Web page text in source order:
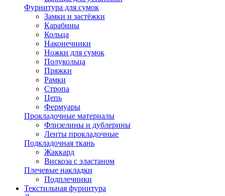
Фурнитура для сумок
Замки и застёжки
Карабины
Кольца
Наконечники
Ножки для сумок
Полукольца
Пряжки
Рамки
Стропа
Цепь
Фермуары
Прокладочные материалы
Флизелины и дублерины
Ленты прокладочные
Подкладочная ткань
Жаккард
Вискоза с эластаном
Плечевые накладки
Подплечники
Текстильная фурнитура